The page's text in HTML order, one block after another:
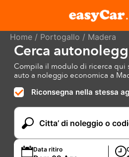
Home / Portogallo / Madera
Cerca
Compila il modulo di ricerca qui
auto a noleggio economica a
Riconsegna nella stessa
Data ritiro